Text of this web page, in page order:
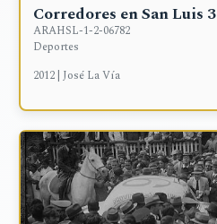
Corredores en San Luis 3
ARAHSL-1-2-06782
Deportes
2012 | José La Vía